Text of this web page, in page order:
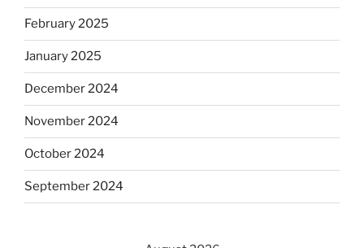
February 2025
January 2025
December 2024
November 2024
October 2024
September 2024